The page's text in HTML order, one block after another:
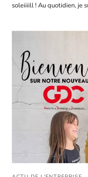
soleiiiill ! Au quotidien, je